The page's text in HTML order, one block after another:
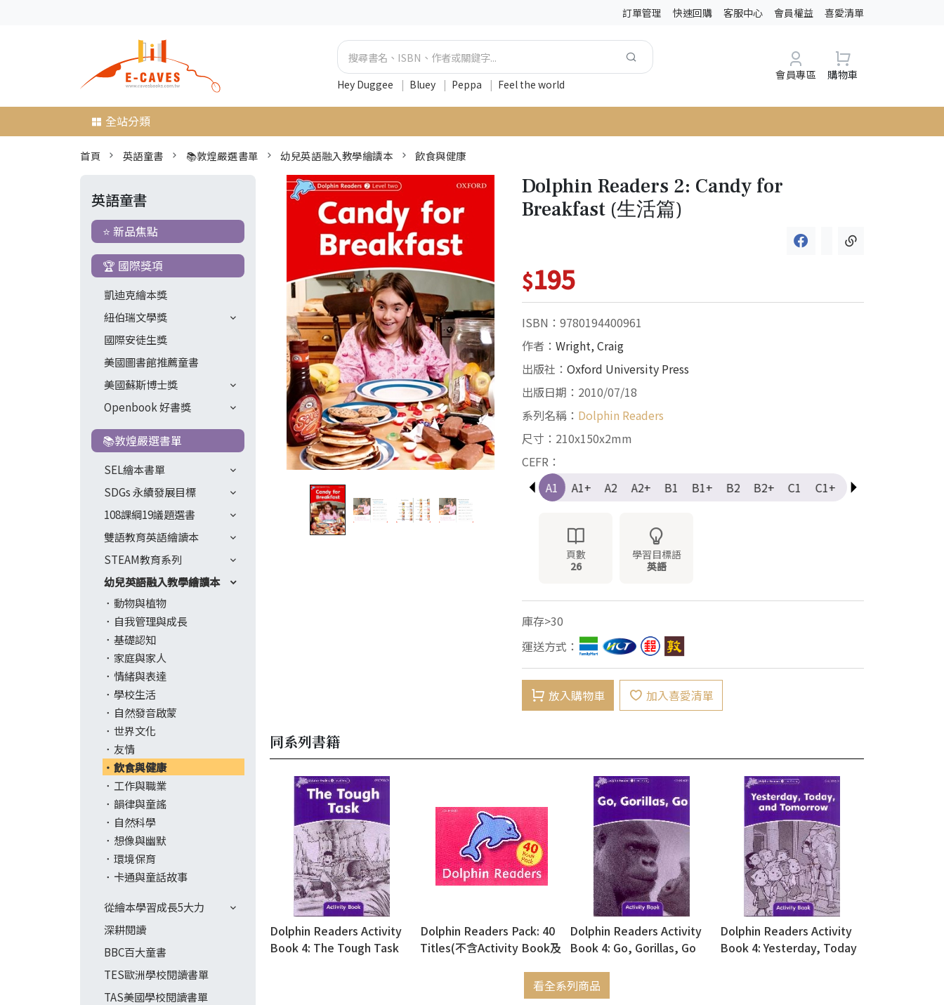
訂單管理 快速回購 客服中心 會員權益 喜愛清單
Hey Duggee | Bluey | Peppa | Feel the world
會員專區 購物車
全站分類
首頁 英語童書 📚敦煌嚴選書單 幼兒英語融入教學繪讀本 飲食與健康
英語童書
⭐ 新品焦點
🏆 國際獎項
凱迪克繪本獎
紐伯瑞文學獎
國際安徒生獎
美國圖書館推薦童書
美國蘇斯博士獎
Openbook 好書獎
📚敦煌嚴選書單
SEL繪本書單
SDGs 永續發展目標
108課綱19議題選書
雙語教育英語繪讀本
STEAM教育系列
幼兒英語融入教學繪讀本
動物與植物
自我管理與成長
基礎認知
家庭與家人
情緒與表達
學校生活
自然發音啟蒙
世界文化
友情
飲食與健康
工作與職業
韻律與童謠
自然科學
想像與幽默
環境保育
卡通與童話故事
從繪本學習成長5大力
深耕閱讀
BBC百大童書
TES歐洲學校閱讀書單
TAS美國學校閱讀書單
Dolphin Readers 2: Candy for
Breakfast (生活篇)
$195
ISBN：9780194400961
作者：Wright, Craig
出版社：Oxford University Press
出版日期：2010/07/18
系列名稱： Dolphin Readers
尺寸：210x150x2mm
CEFR：
Pre-A1
A1 A1+ A2 A2+ B1 B1+ B2 B2+ C1 C1+ C2
頁數
26
學習目標語
英語
庫存>30
運送方式：
放入購物車 加入喜愛清單
同系列書籍
Dolphin Readers Activity
Book 4: The Tough Task
Dolphin Readers Pack: 40
Titles(不含Activity Book及
Dolphin Readers Activity
Book 4: Go, Gorillas, Go
Dolphin Readers Activity
Book 4: Yesterday, Today
看全系列商品